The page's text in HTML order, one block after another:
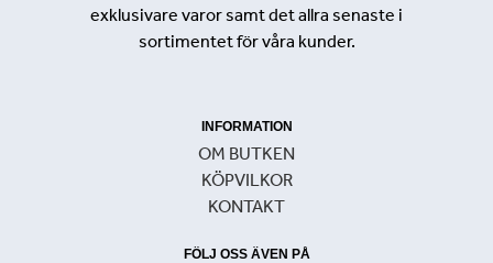
exklusivare varor samt det allra senaste i
sortimentet för våra kunder.
INFORMATION
OM BUTKEN
KÖPVILKOR
KONTAKT
FÖLJ OSS ÄVEN PÅ